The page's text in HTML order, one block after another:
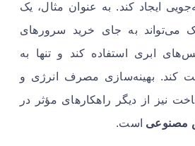
ایجاد کند. به عنوان مثال، یک
می‌تواند به جای خرید سرورهای
ابری استفاده کند و تنها به
کند. بهینه‌سازی مصرف انرژی و
نیز از دیگر راهکارهای مؤثر در
مصنوعی است.